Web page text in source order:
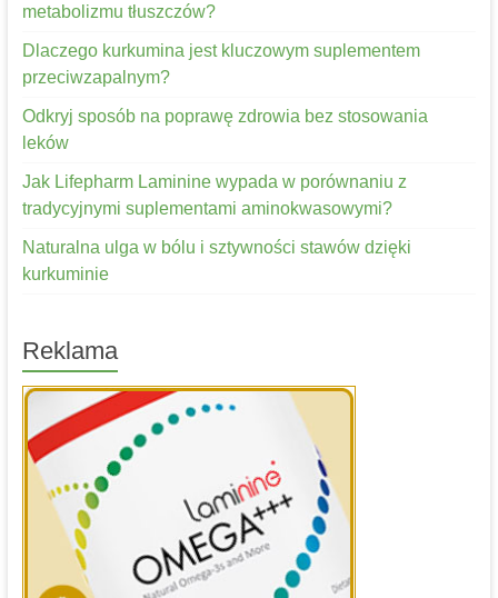
metabolizmu tłuszczów?
Dlaczego kurkumina jest kluczowym suplementem
przeciwzapalnym?
Odkryj sposób na poprawę zdrowia bez stosowania
leków
Jak Lifepharm Laminine wypada w porównaniu z
tradycyjnymi suplementami aminokwasowymi?
Naturalna ulga w bólu i sztywności stawów dzięki
kurkuminie
Reklama